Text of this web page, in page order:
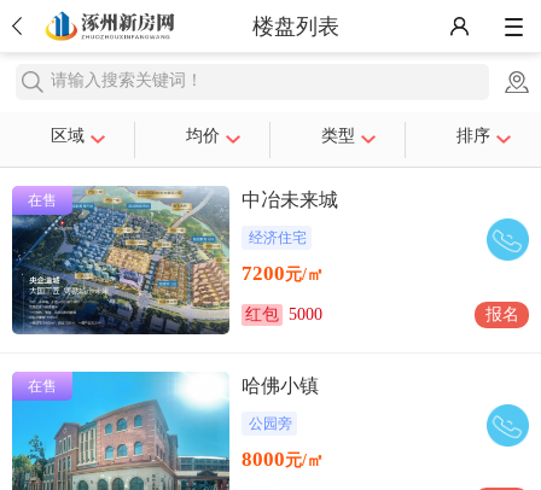
楼盘列表
请输入搜索关键词！
区域 均价 类型 排序
在售 中冶未来城
经济住宅
7200元/㎡
红包 5000 报名
在售 哈佛小镇
公园旁
8000元/㎡